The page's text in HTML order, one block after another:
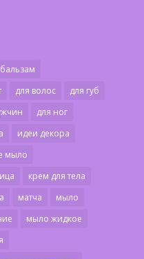
бальзам
для волос
для губ
для ног
идеи декора
мыло
крем для тела
матча
мыло
мыло жидкое